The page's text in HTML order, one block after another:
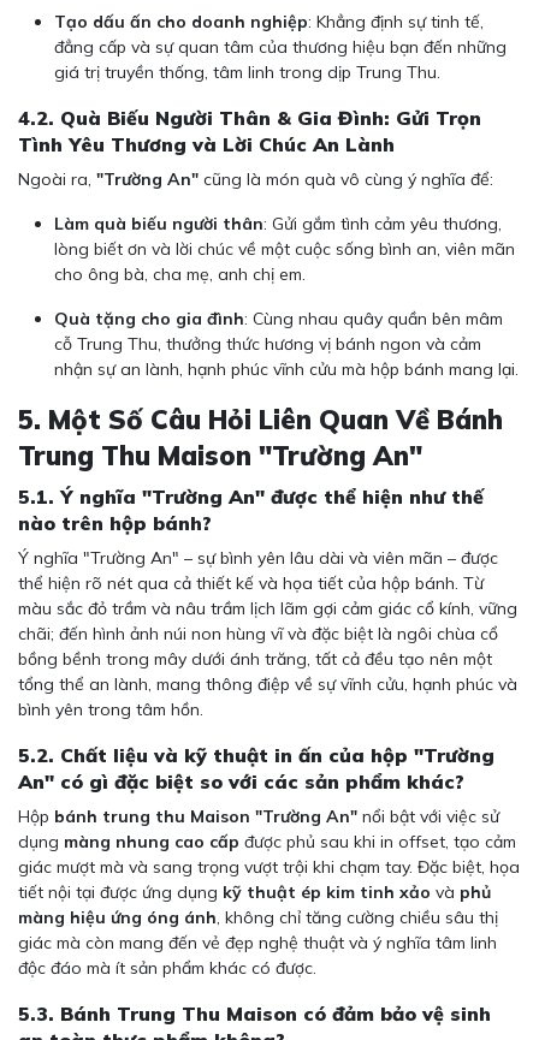
Tạo dấu ấn cho doanh nghiệp: Khẳng định sự tinh tế,
đẳng cấp và sự quan tâm của thương hiệu bạn đến những
giá trị truyền thống, tâm linh trong dịp Trung Thu.
4.2. Quà Biếu Người Thân & Gia Đình: Gửi Trọn
Tình Yêu Thương và Lời Chúc An Lành
Ngoài ra, "Trường An" cũng là món quà vô cùng ý nghĩa để:
Làm quà biếu người thân: Gửi gắm tình cảm yêu thương,
lòng biết ơn và lời chúc về một cuộc sống bình an, viên mãn
cho ông bà, cha mẹ, anh chị em.
Quà tặng cho gia đình: Cùng nhau quây quần bên mâm
cỗ Trung Thu, thưởng thức hương vị bánh ngon và cảm
nhận sự an lành, hạnh phúc vĩnh cửu mà hộp bánh mang lại.
5. Một Số Câu Hỏi Liên Quan Về Bánh
Trung Thu Maison "Trường An"
5.1. Ý nghĩa "Trường An" được thể hiện như thế
nào trên hộp bánh?
Ý nghĩa "Trường An" – sự bình yên lâu dài và viên mãn – được
thể hiện rõ nét qua cả thiết kế và họa tiết của hộp bánh. Từ
màu sắc đỏ trầm và nâu trầm lịch lãm gợi cảm giác cổ kính, vững
chãi; đến hình ảnh núi non hùng vĩ và đặc biệt là ngôi chùa cổ
bồng bềnh trong mây dưới ánh trăng, tất cả đều tạo nên một
tổng thể an lành, mang thông điệp về sự vĩnh cửu, hạnh phúc và
bình yên trong tâm hồn.
5.2. Chất liệu và kỹ thuật in ấn của hộp "Trường
An" có gì đặc biệt so với các sản phẩm khác?
Hộp bánh trung thu Maison "Trường An" nổi bật với việc sử
dụng màng nhung cao cấp được phủ sau khi in offset, tạo cảm
giác mượt mà và sang trọng vượt trội khi chạm tay. Đặc biệt, họa
tiết nội tại được ứng dụng kỹ thuật ép kim tinh xảo và phủ
màng hiệu ứng óng ánh, không chỉ tăng cường chiều sâu thị
giác mà còn mang đến vẻ đẹp nghệ thuật và ý nghĩa tâm linh
độc đáo mà ít sản phẩm khác có được.
5.3. Bánh Trung Thu Maison có đảm bảo vệ sinh